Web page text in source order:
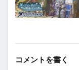
コメントを書く